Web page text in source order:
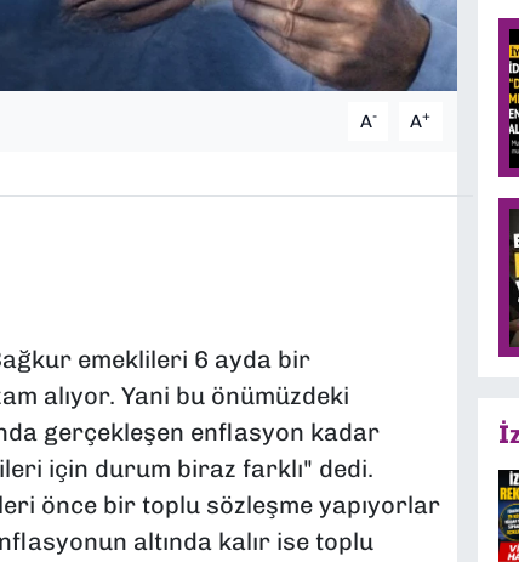
A- A+
emeklileri 6 ayda bir
alıyor. Yani bu önümüzdeki
gerçekleşen enflasyon kadar
için durum biraz farklı" dedi.
önce bir toplu sözleşme yapıyorlar
altında kalır ise toplu